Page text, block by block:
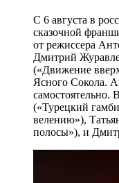
С 6 августа в
сказочной
от режиссера
Дмитрий
(«Движение
Ясного Сокола.
самостоятельно.
(«Турецкий
велению»),
полосы»), и